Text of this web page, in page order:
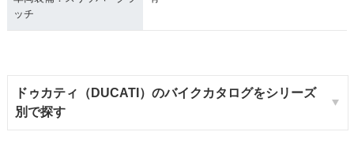
ッチ
ドゥカティ（DUCATI）のバイクカタログをシリーズ
別で探す